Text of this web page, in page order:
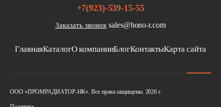
ГлавнаяКаталогО компанииБлогКонтактыКарта сайта
+7(923)-539-15-55
Заказать звонок sales@hono-r.com
ООО «ПРОМРАДИАТОР-НК». Все права защищены. 2026 г.